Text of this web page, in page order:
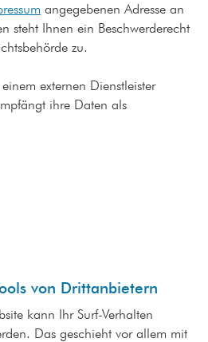
angegebenen Adresse an
steht Ihnen ein Beschwerderecht
zu.
externen Dienstleister
ihre Daten als
von Drittanbietern
kann Ihr Surf-Verhalten
Das geschieht vor allem mit